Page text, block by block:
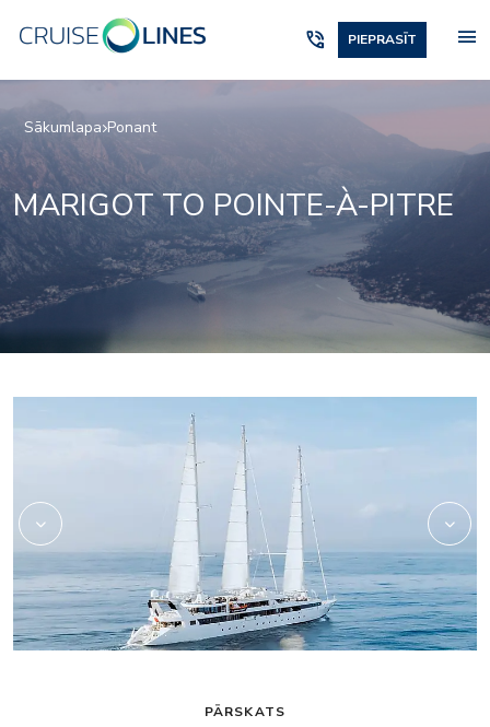
phone_in_talk PIEPRASĪT menu
Sākumlapa Ponant
MARIGOT TO POINTE-À-PITRE
PĀRSKATS